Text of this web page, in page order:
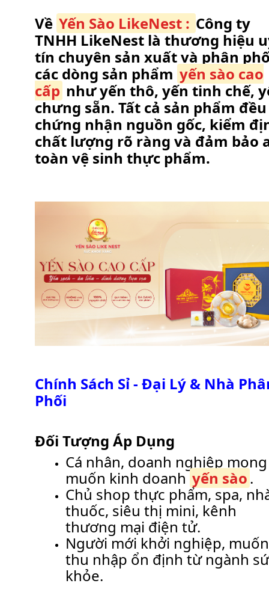
Về Yến Sào LikeNest : Công ty
TNHH LikeNest là thương hiệu
tín chuyên sản xuất và phân
các dòng sản phẩm yến sào cao
cấp như yến thô, yến tinh chế,
chưng sẵn. Tất cả sản phẩm
chứng nhận nguồn gốc, kiểm
chất lượng rõ ràng và đảm bảo
toàn vệ sinh thực phẩm.
Chính Sách Sỉ - Đại Lý & Nhà
Phối
Đối Tượng Áp Dụng
Cá nhân, doanh nghiệp mong
muốn kinh doanhyến sào.
Chủ shop thực phẩm, spa,
thuốc, siêu thị mini, kênh
thương mại điện tử.
Người mới khởi nghiệp,
thu nhập ổn định từ ngành
khỏe.